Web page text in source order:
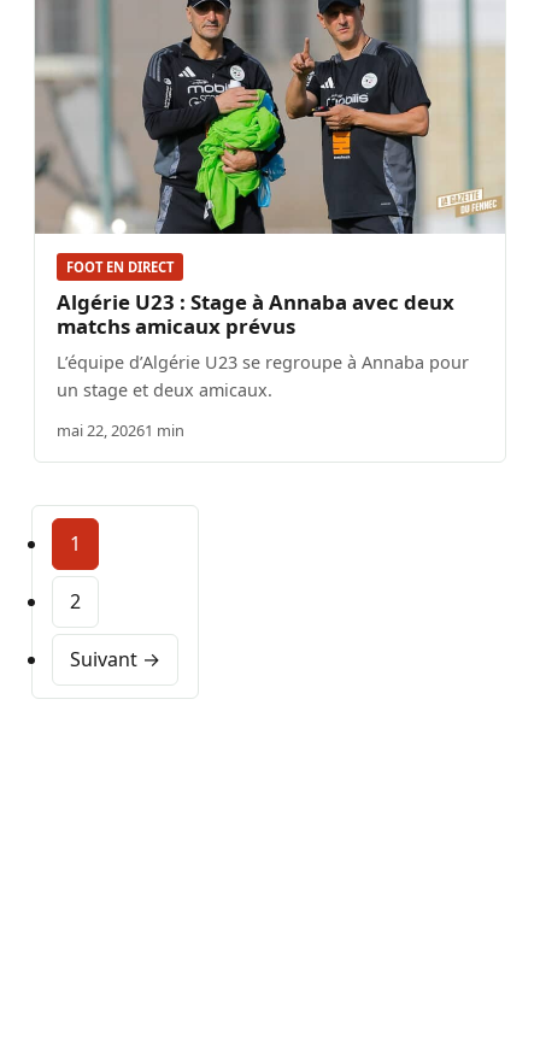
FOOT EN DIRECT
Algérie U23 : Stage à Annaba avec deux
matchs amicaux prévus
L’équipe d’Algérie U23 se regroupe à Annaba pour
un stage et deux amicaux.
mai 22, 20261 min
1
2
Suivant →